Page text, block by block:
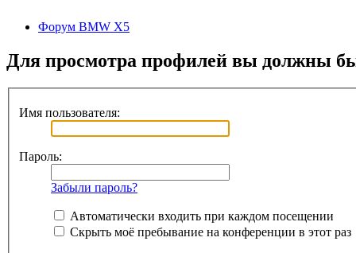
Форум BMW X5
Для просмотра профилей вы должны
Имя пользователя:
Пароль:
Забыли пароль?
Автоматически входить при каждом посещении
Скрыть моё пребывание на конференции в этот раз